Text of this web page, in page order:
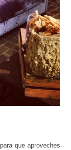
que aproveches